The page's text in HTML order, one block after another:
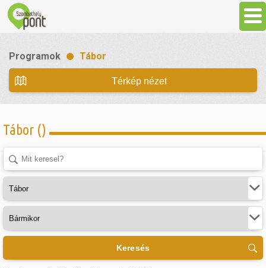
Gasztronómia
Sport
Szabadidő
Programok Tábor
Térkép nézet
Tábor ()
Keresés